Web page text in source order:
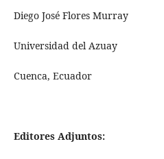
Diego José Flores Murray
Universidad del Azuay
Cuenca, Ecuador
Editores Adjuntos: